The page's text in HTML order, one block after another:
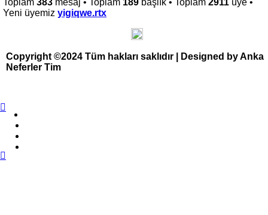
Yeni üyemiz yigiqwe.rtx
Copyright ©2024 Tüm hakları saklıdır | Designed by Anka
Neferler Tim